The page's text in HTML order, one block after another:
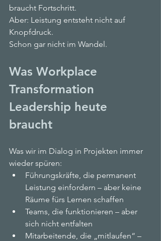
braucht Fortschritt.
Aber: Leistung entsteht nicht auf
Knopfdruck.
Schon gar nicht im Wandel.
Was Workplace
Transformation
Leadership heute
braucht
Was wir im Dialog in Projekten immer
wieder spüren:
Führungskräfte, die permanent
Leistung einfordern – aber keine
Räume fürs Lernen schaffen
Teams, die funktionieren – aber
sich nicht entfalten
Mitarbeitende, die „mitlaufen“ –